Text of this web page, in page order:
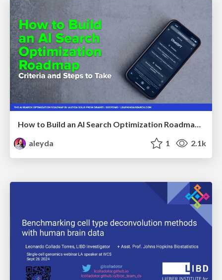
How to Build an AI Search Optimization Roadmap - Criteria and Steps to Take #SEOIRL
aleyda
1 2.1k